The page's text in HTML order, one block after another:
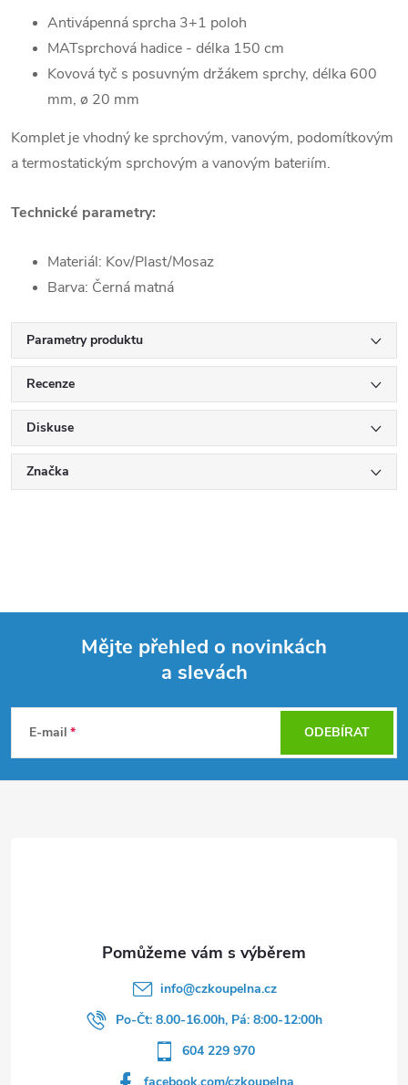
Antivápenná sprcha 3+1 poloh
MATsprchová hadice - délka 150 cm
Kovová tyč s posuvným držákem sprchy, délka 600
mm, ø 20 mm
Komplet je vhodný ke sprchovým, vanovým, podomítkovým
a termostatickým sprchovým a vanovým bateriím.
Technické parametry:
Materiál: Kov/Plast/Mosaz
Barva: Černá matná
Parametry produktu
Recenze
Diskuse
Značka
p
Mějte přehled o novinkách
a slevách
E-mail ODEBÍRAT
info@czkoupelna.cz
Po-Čt: 8.00-16.00h, Pá: 8:00-12:00h
604 229 970
facebook.com/czkoupelna